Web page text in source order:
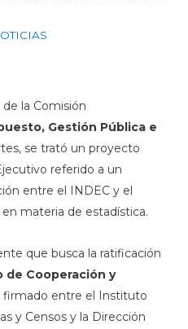
la Comisión
Gestión Pública e
se trató un proyecto
referido a un
entre el INDEC y el
materia de estadística.
que busca la ratificación
de Cooperación y
firmado entre el Instituto
y Censos y la Dirección